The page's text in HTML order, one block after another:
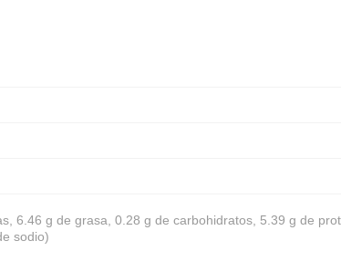
6.46 g de grasa, 0.28 g de carbohidratos, 5.39 g de
sodio)